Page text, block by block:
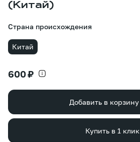
(Китай)
Страна происхождения
Китай
600 ₽
Добавить в корзину
Купить в 1 клик